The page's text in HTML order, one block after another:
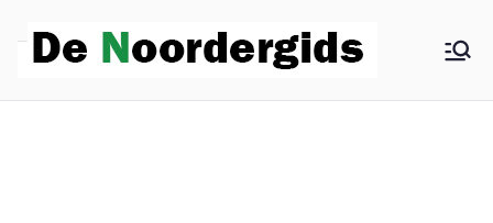
dieper in